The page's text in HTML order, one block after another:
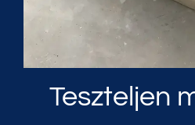
Teszteljen